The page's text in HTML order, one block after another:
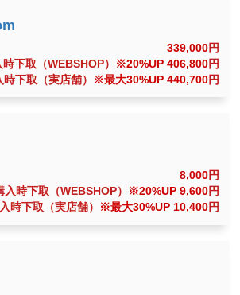
339,000円
下取（WEBSHOP）
※20%UP 406,800円
下取（実店舗）
※最大30%UP 440,700円
8,000円
入時下取（WEBSHOP）
※20%UP 9,600円
時下取（実店舗）
※最大30%UP 10,400円